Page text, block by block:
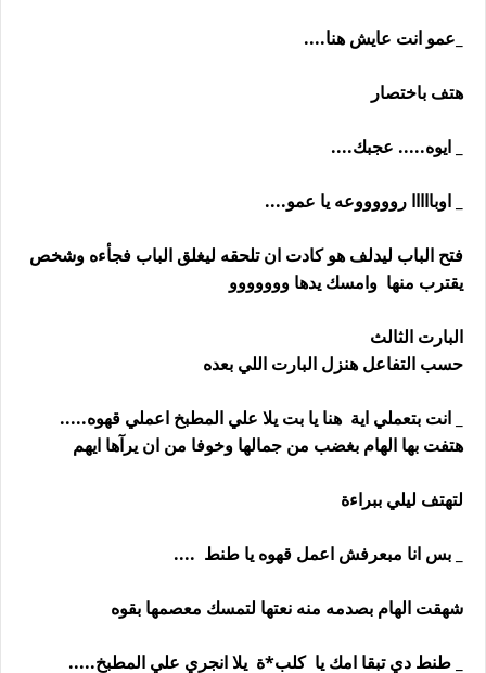
_عمو انت عايش هنا....
هتف باختصار
_ ايوه..... عجبك....
_ اوبااااا روووووعه يا عمو....
فتح الباب ليدلف هو كادت ان تلحقه ليغلق الباب فجأءه وشخص
يقترب منها وامسك يدها ووووووو
البارت الثالث
حسب التفاعل هنزل البارت اللي بعده
_ انت بتعملي اية هنا يا بت يلا علي المطبخ اعملي قهوه.....
هتفت بها الهام بغضب من جمالها وخوفا من ان يرآها ايهم
لتهتف ليلي ببراءة
_ بس انا مبعرفش اعمل قهوه يا طنط ....
شهقت الهام بصدمه منه نعتها لتمسك معصمها بقوه
_ طنط دي تبقا امك يا كلب*ة يلا انجري علي المطبخ.....